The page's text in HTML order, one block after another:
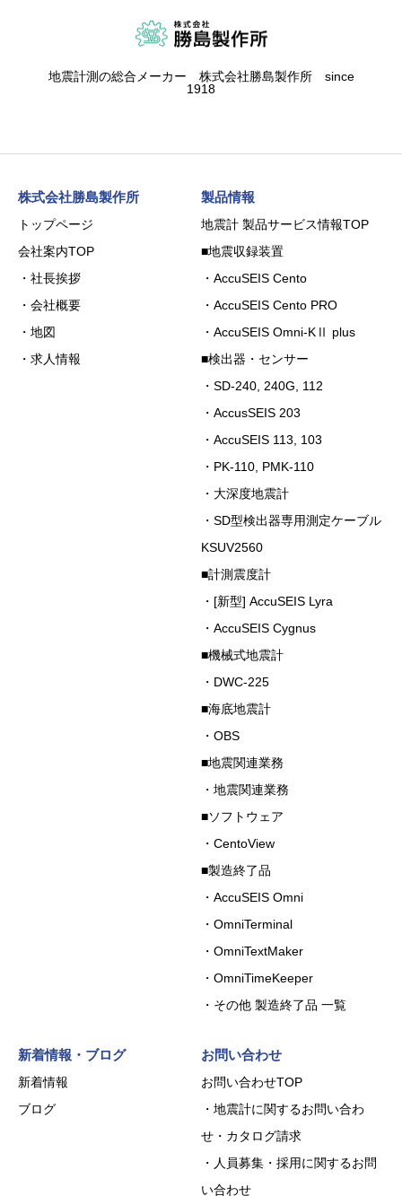
地震計測の総合メーカー 株式会社勝島製作所 since
1918
株式会社勝島製作所
トップページ
会社案内TOP
・社長挨拶
・会社概要
・地図
・求人情報
製品情報
地震計 製品サービス情報TOP
■地震収録装置
・AccuSEIS Cento
・AccuSEIS Cento PRO
・AccuSEIS Omni-KⅡ plus
■検出器・センサー
・SD-240, 240G, 112
・AccusSEIS 203
・AccuSEIS 113, 103
・PK-110, PMK-110
・大深度地震計
・SD型検出器専用測定ケーブル
KSUV2560
■計測震度計
・[新型] AccuSEIS Lyra
・AccuSEIS Cygnus
■機械式地震計
・DWC-225
■海底地震計
・OBS
■地震関連業務
・地震関連業務
■ソフトウェア
・CentoView
■製造終了品
・AccuSEIS Omni
・OmniTerminal
・OmniTextMaker
・OmniTimeKeeper
・その他 製造終了品 一覧
新着情報・ブログ
新着情報
ブログ
お問い合わせ
お問い合わせTOP
・地震計に関するお問い合わ
せ・カタログ請求
・人員募集・採用に関するお問
い合わせ